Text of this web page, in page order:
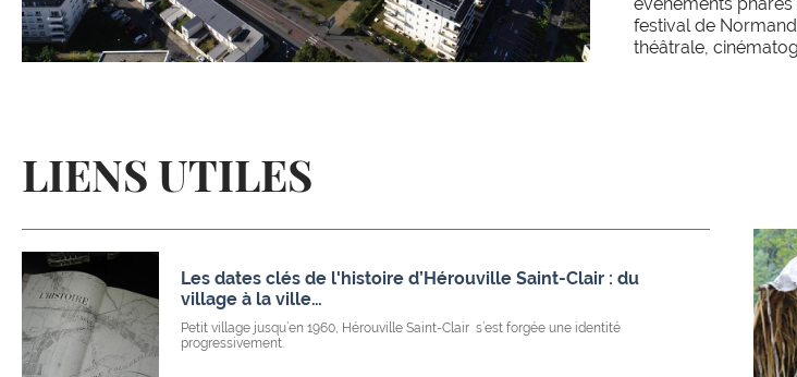
festival de
théâtrale,
LIENS UTILES
Les dates clés de l'histoire d’Hérouville Saint-Clair : du
village à la ville…
Petit village jusqu’en 1960, Hérouville Saint-Clair s’est forgée une identité
progressivement.